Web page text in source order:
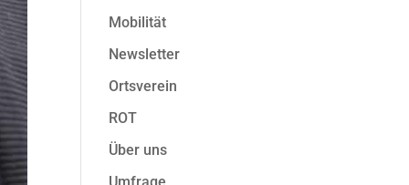
Mobilität
Newsletter
Ortsverein
ROT
Über uns